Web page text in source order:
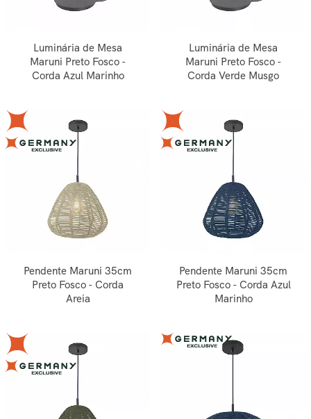
Luminária de Mesa
Maruni Preto Fosco -
Corda Azul Marinho
Luminária de Mesa
Maruni Preto Fosco -
Corda Verde Musgo
Pendente Maruni 35cm
Preto Fosco - Corda
Areia
Pendente Maruni 35cm
Preto Fosco - Corda Azul
Marinho